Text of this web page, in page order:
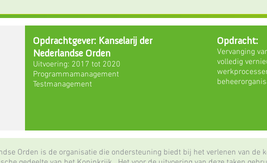
Opdrachtgever: Kanselarij der
Nederlandse Orden
Uitvoering: 2017 tot 2020
Programmamanagement
Testmanagement
Opdracht:
Vervanging
volledig
Orden is de organisatie die ondersteuning biedt bij het verlenen van de